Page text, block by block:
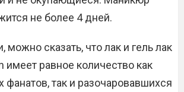
не более 4 дней.
можно сказать, что лак и гель лак
имеет равное количество как
так и разочаровавшихся